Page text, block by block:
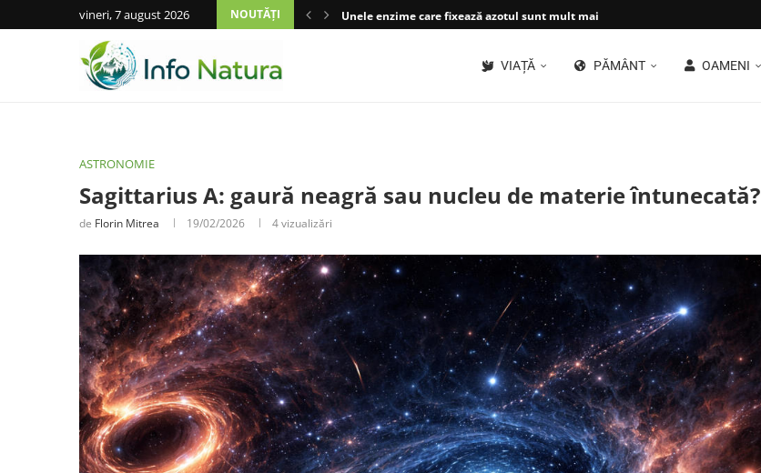
vineri, 7 august 2026 NOUTĂȚI Unele enzime care fixează azotul sunt mult mai...
VIAȚĂ PĂMÂNT OAMENI
ASTRONOMIE
Sagittarius A: gaură neagră sau nucleu de materie întunecată?
de Florin Mitrea 19/02/2026 4vizualizări